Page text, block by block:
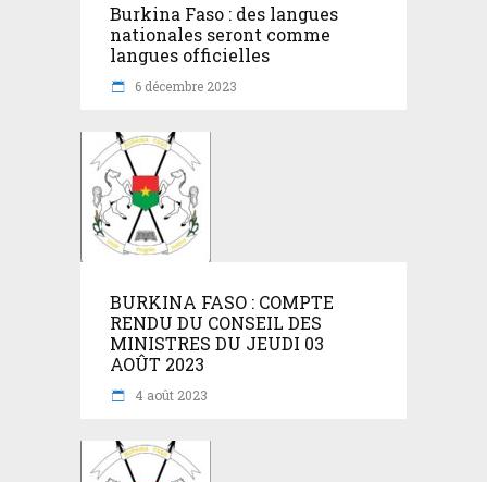
Burkina Faso : des langues
nationales seront comme
langues officielles
6 décembre 2023
BURKINA FASO : COMPTE
RENDU DU CONSEIL DES
MINISTRES DU JEUDI 03
AOÛT 2023
4 août 2023